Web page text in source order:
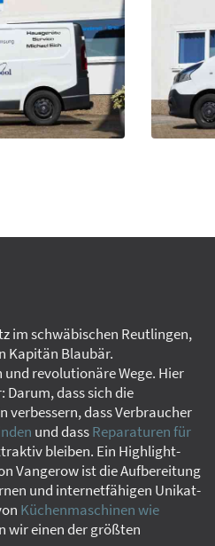
im schwäbischen Reutlingen,
Kapitän Blaubär.
und revolutionäre Wege. Hier
Darum, dass sich die
dass Verbraucher
und dassReparaturen für
bleiben. Ein Highlight-
Vangerow ist die Aufbereitung
und internetfähigen Unikat-
Küchenmaschinen wie
wir einen der größten